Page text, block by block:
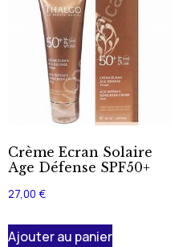
Crème Ecran Solaire
Age Défense SPF50+
27,00 €
Ajouter au panier